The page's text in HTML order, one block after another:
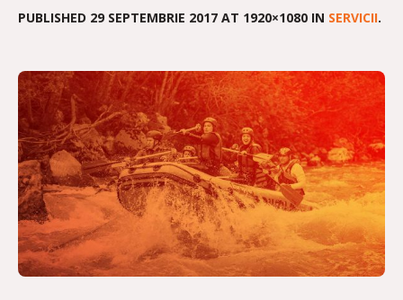
PUBLISHED 29 SEPTEMBRIE 2017 AT 1920×1080 IN SERVICII.